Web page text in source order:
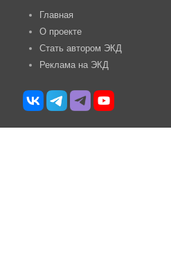
Главная
О проекте
Стать автором ЭКД
Реклама на ЭКД